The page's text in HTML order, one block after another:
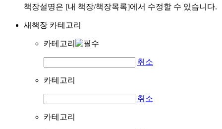
책장설명은 [내 책장/책장목록]에서 수정할 수 있습니다.
새책장 카테고리
카테고리
취소
카테고리
취소
카테고리